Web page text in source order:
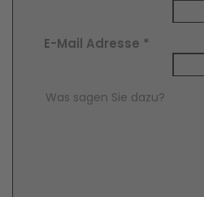
E-Mail Adresse *
Comment Text*